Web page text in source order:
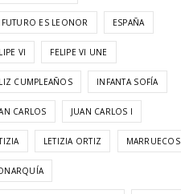
FUTURO ES LEONOR ESPAÑA
VI FELIPE VI UNE
CUMPLEAÑOS INFANTA SOFÍA
CARLOS JUAN CARLOS I
LETIZIA ORTIZ MARRUECOS